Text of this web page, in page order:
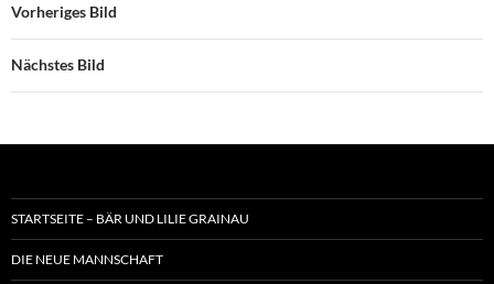
Vorheriges Bild
Nächstes Bild
STARTSEITE – BÄR UND LILIE GRAINAU
DIE NEUE MANNSCHAFT